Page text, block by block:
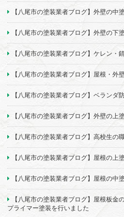
【八尾市の塗装業者ブログ】外壁の中
【八尾市の塗装業者ブログ】外壁の下
【八尾市の塗装業者ブログ】ケレン・
【八尾市の塗装業者ブログ】屋根・外
【八尾市の塗装業者ブログ】ベランダ
【八尾市の塗装業者ブログ】外壁の上
【八尾市の塗装業者ブログ】高校生の
【八尾市の塗装業者ブログ】屋根の上
【八尾市の塗装業者ブログ】屋根の中
【八尾市の塗装業者ブログ】屋根板金
プライマー塗装を行いました